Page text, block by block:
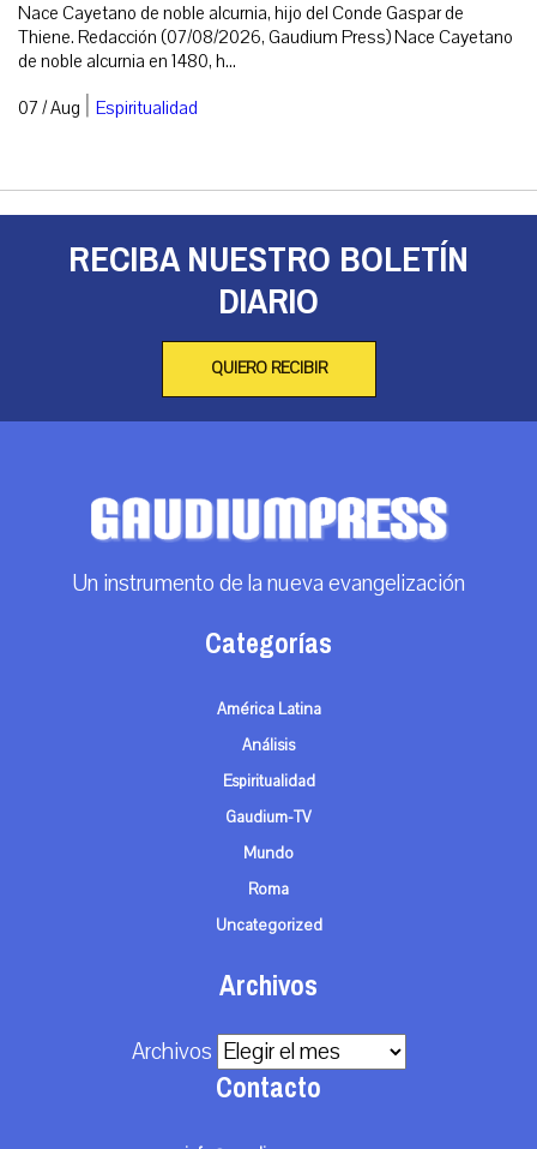
Nace Cayetano de noble alcurnia, hijo del Conde Gaspar de
Thiene. Redacción (07/08/2026, Gaudium Press) Nace Cayetano
de noble alcurnia en 1480, h...
07 / Aug | Espiritualidad
RECIBA NUESTRO BOLETÍN
DIARIO
QUIERO RECIBIR
Un instrumento de la nueva evangelización
Categorías
América Latina
Análisis
Espiritualidad
Gaudium-TV
Mundo
Roma
Uncategorized
Archivos
Archivos
Contacto